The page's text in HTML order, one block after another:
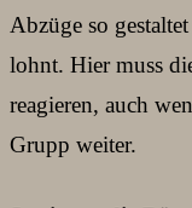
Abzüge so
lohnt. Hier muss
reagieren, auch
Grupp weiter.